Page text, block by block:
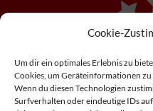
Cookie-
Um dir ein optimales Erlebnis zu
Cookies, um Geräteinformationen
Wenn du diesen Technologien
Surfverhalten oder eindeutige IDs